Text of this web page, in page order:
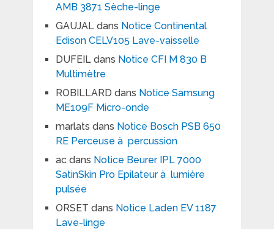
AMB 3871 Sèche-linge
GAUJALdans Notice Continental
Edison CELV105 Lave-vaisselle
DUFEILdans Notice CFI M 830 B
Multimètre
ROBILLARD dans Notice Samsung
ME109F Micro-onde
marlats dans Notice Bosch PSB 650
RE Perceuse à percussion
acdans Notice Beurer IPL 7000
SatinSkin Pro Epilateur à lumière
pulsée
ORSET dans Notice Laden EV 1187
Lave-linge